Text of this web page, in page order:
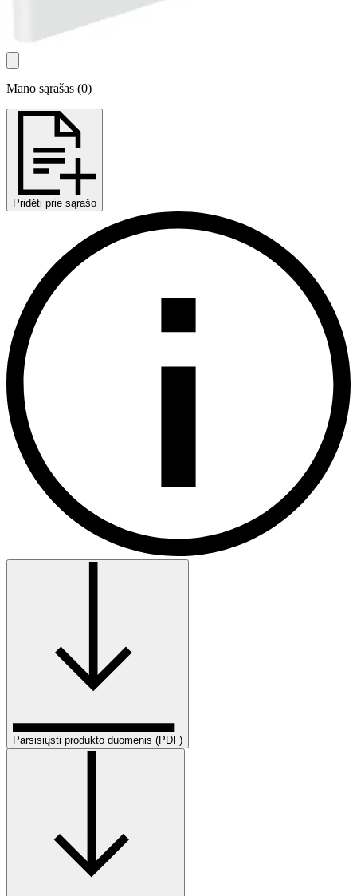
Mano sąrašas (0)
Pridėti prie sąrašo
Parsisiųsti produkto duomenis (PDF)